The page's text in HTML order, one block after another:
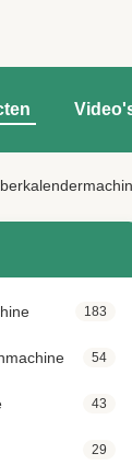
183
54
43
29